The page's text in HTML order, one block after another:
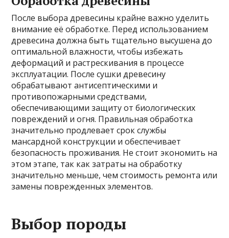
После выбора древесины крайне важно уделить
внимание её обработке. Перед использованием
древесина должна быть тщательно высушена до
оптимальной влажности, чтобы избежать
деформаций и растрескивания в процессе
эксплуатации. После сушки древесину
обрабатывают антисептическими и
противопожарными средствами,
обеспечивающими защиту от биологических
повреждений и огня. Правильная обработка
значительно продлевает срок службы
мансардной конструкции и обеспечивает
безопасность проживания. Не стоит экономить на
этом этапе, так как затраты на обработку
значительно меньше, чем стоимость ремонта или
замены поврежденных элементов.
Выбор породы